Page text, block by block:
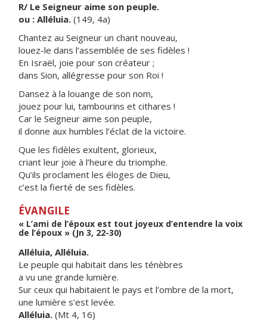
R/ Le Seigneur aime son peuple.
ou : Alléluia. (149, 4a)
Chantez au Seigneur un chant nouveau,
louez-le dans l’assemblée de ses fidèles !
En Israël, joie pour son créateur ;
dans Sion, allégresse pour son Roi !
Dansez à la louange de son nom,
jouez pour lui, tambourins et cithares !
Car le Seigneur aime son peuple,
il donne aux humbles l’éclat de la victoire.
Que les fidèles exultent, glorieux,
criant leur joie à l’heure du triomphe.
Qu’ils proclament les éloges de Dieu,
c’est la fierté de ses fidèles.
ÉVANGILE
« L’ami de l’époux est tout joyeux d’entendre la voix
de l’époux » (Jn 3, 22-30)
Alléluia, Alléluia.
Le peuple qui habitait dans les ténèbres
a vu une grande lumière.
Sur ceux qui habitaient le pays et l’ombre de la mort,
une lumière s’est levée.
Alléluia. (Mt 4, 16)